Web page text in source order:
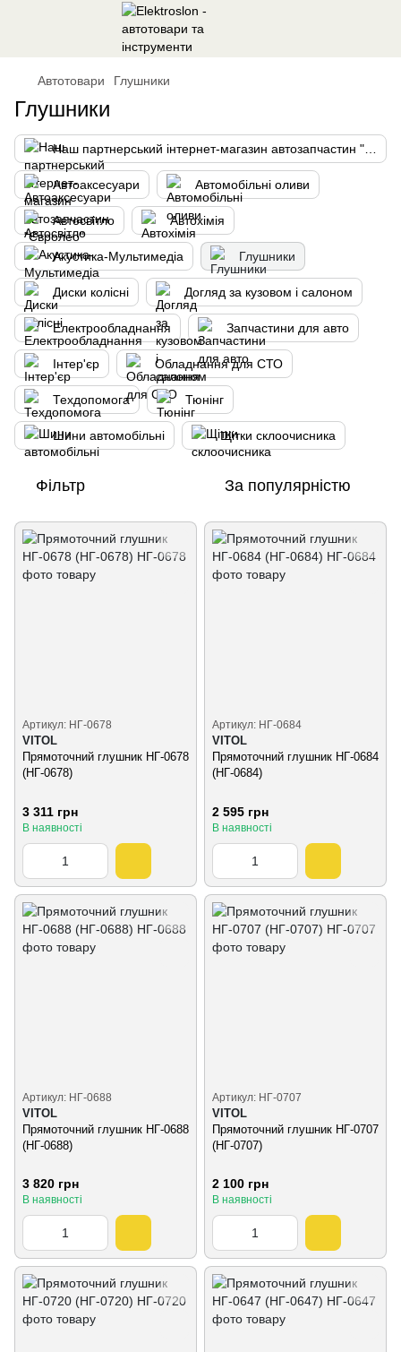
Автотовари Глушники
Глушники
Автоаксесуари Автомобільні оливи
Автосвітло Автохімія
Акустика-Мультимедіа Глушники
Диски колісні Догляд за кузовом і салоном
Електрообладнання Запчастини для авто
Інтер'єр Обладнання для СТО
Техдопомога Тюнінг
Шини автомобільні Щітки склоочисника
Фільтр За популярністю
Артикул: НГ-0678
VITOL
Прямоточний глушник НГ-0678
(НГ-0678)
3 311 грн
В наявності
Артикул: НГ-0684
VITOL
Прямоточний глушник НГ-0684
(НГ-0684)
2 595 грн
В наявності
Артикул: НГ-0688
VITOL
Прямоточний глушник НГ-0688
(НГ-0688)
3 820 грн
В наявності
Артикул: НГ-0707
VITOL
Прямоточний глушник НГ-0707
(НГ-0707)
2 100 грн
В наявності